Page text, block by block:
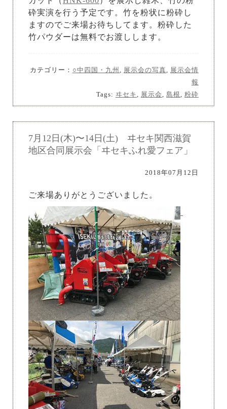
砕実演を行う予定です。竹を粉状に粉砕し
ますのでご来場お待ちしてます。粉砕した
竹パウダーは無料でお渡しします。
カテゴリー： ○中四国・九州 展示会の写真
展示会情
報
Tags: ヰセキ 展示会 島根 粉砕
7月12日(木)〜14日(土) ヰセキ関西滋賀
地区合同展示会「ヰセキふれ愛フェア」
2018年07月12日
ご来場ありがとうございました。